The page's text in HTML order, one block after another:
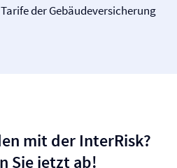
der Gebäude­­versicherung
mit der InterRisk?
Sie jetzt ab!